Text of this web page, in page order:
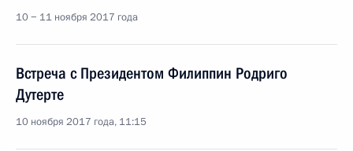
10 − 11 ноября 2017 года
Встреча с Президентом Филиппин Родриго
Дутерте
10 ноября 2017 года, 11:15